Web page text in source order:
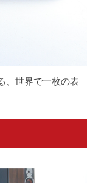
、世界で一枚の表